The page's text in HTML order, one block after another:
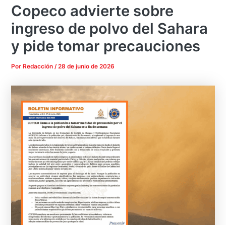
Copeco advierte sobre
ingreso de polvo del Sahara
y pide tomar precauciones
Por Redacción/28 de junio de 2026